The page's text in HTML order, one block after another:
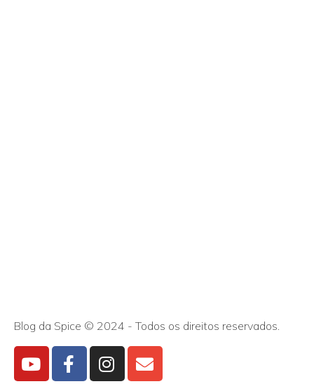
Blog da Spice © 2024 - Todos os direitos reservados.